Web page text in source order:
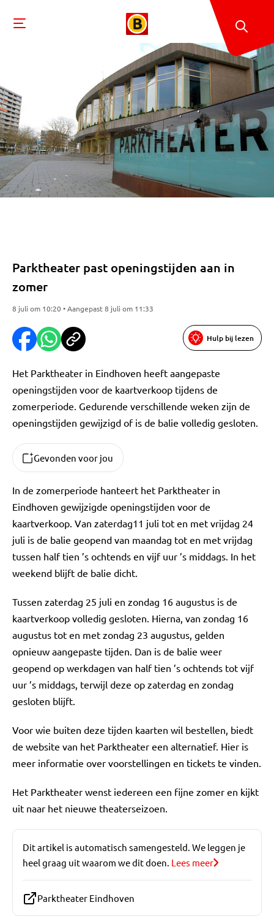
Parktheater past openingstijden aan in
zomer
8 juli om 10:20 • Aangepast 8 juli om 11:33
Hulp bij lezen
Het Parktheater in Eindhoven heeft aangepaste
openingstijden voor de kaartverkoop tijdens de
zomerperiode. Gedurende verschillende weken zijn de
openingstijden gewijzigd of is de balie volledig gesloten.
Gevonden voor jou
In de zomerperiode hanteert het Parktheater in
Eindhoven gewijzigde openingstijden voor de
kaartverkoop. Van zaterdag11 juli tot en met vrijdag 24
juli is de balie geopend van maandag tot en met vrijdag
tussen half tien ’s ochtends en vijf uur ’s middags. In het
weekend blijft de balie dicht.
Tussen zaterdag 25 juli en zondag 16 augustus is de
kaartverkoop volledig gesloten. Hierna, van zondag 16
augustus tot en met zondag 23 augustus, gelden
opnieuw aangepaste tijden. Dan is de balie weer
geopend op werkdagen van half tien ’s ochtends tot vijf
uur ’s middags, terwijl deze op zaterdag en zondag
gesloten blijft.
Voor wie buiten deze tijden kaarten wil bestellen, biedt
de website van het Parktheater een alternatief. Hier is
meer informatie over voorstellingen en tickets te vinden.
Het Parktheater wenst iedereen een fijne zomer en kijkt
uit naar het nieuwe theaterseizoen.
Dit artikel is automatisch samengesteld. We leggen je
heel graag uit waarom we dit doen. Lees meer
Parktheater Eindhoven